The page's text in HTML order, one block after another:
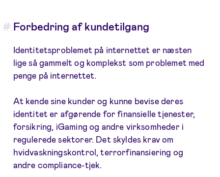
Forbedring af kundetilgang
Identitetsproblemet på internettet er næsten
lige så gammelt og komplekst som problemet med
penge på internettet.
At kende sine kunder og kunne bevise deres
identitet er afgørende for finansielle tjenester,
forsikring, iGaming og andre virksomheder i
regulerede sektorer. Det skyldes krav om
hvidvaskningskontrol, terrorfinansiering og
andre compliance-tjek.